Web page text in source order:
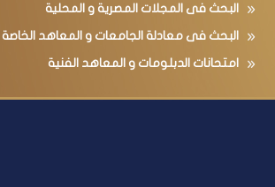
البحث فى المجلات المصرية و المحلية
البحث فى معادلة الجامعات و المعاهد الخاصة
امتحانات الدبلومات و المعاهد الفنية